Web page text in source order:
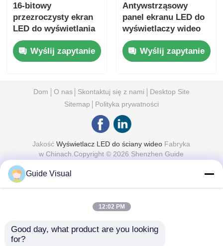
16-bitowy
przezroczysty ekran
LED do wyświetlania
na zewnątrz, ściana
wideo na wystawy i
pokazy w
Wyślij zapytanie
Antywstrząsowy
panel ekranu LED do
wyświetlaczy wideo
na imprezy plenerowe
110V 1000 nitów
Wyślij zapytanie
Dom O nas Skontaktuj się z nami
Desktop Site
Sitemap
Polityka prywatności
JakośćWyświetlacz LED do ściany wideo Fabryka
w Chinach.Copyright © 2026 Shenzhen Guide
Guide Visual
12:02 PM
Good day, what product are you looking
for?